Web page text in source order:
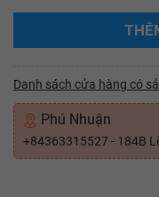
Danh sách cửa hàng có
Phú Nhuận
+84363315527 - 184B